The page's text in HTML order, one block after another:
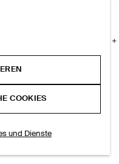
COOKIES
und Dienste